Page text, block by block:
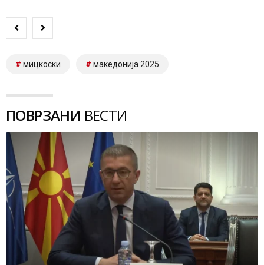
мицкоски македонија 2025
ПОВРЗАНИ ВЕСТИ